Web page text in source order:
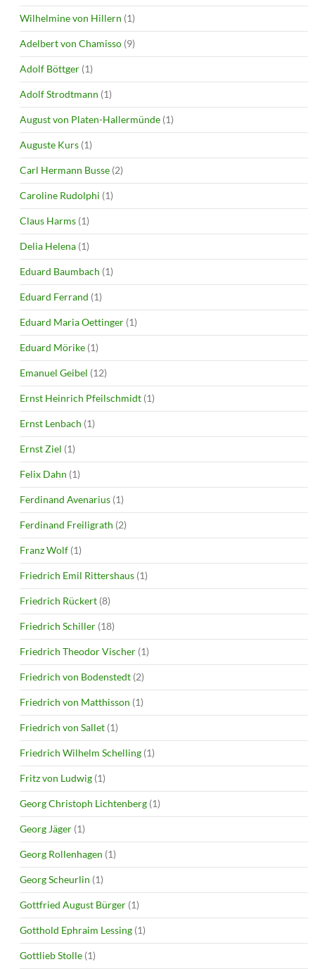
Wilhelmine von Hillern (1)
Adelbert von Chamisso (9)
Adolf Böttger (1)
Adolf Strodtmann (1)
August von Platen-Hallermünde (1)
Auguste Kurs (1)
Carl Hermann Busse (2)
Caroline Rudolphi (1)
Claus Harms (1)
Delia Helena (1)
Eduard Baumbach (1)
Eduard Ferrand (1)
Eduard Maria Oettinger (1)
Eduard Mörike (1)
Emanuel Geibel (12)
Ernst Heinrich Pfeilschmidt (1)
Ernst Lenbach (1)
Ernst Ziel (1)
Felix Dahn (1)
Ferdinand Avenarius (1)
Ferdinand Freiligrath (2)
Franz Wolf (1)
Friedrich Emil Rittershaus (1)
Friedrich Rückert (8)
Friedrich Schiller (18)
Friedrich Theodor Vischer (1)
Friedrich von Bodenstedt (2)
Friedrich von Matthisson (1)
Friedrich von Sallet (1)
Friedrich Wilhelm Schelling (1)
Fritz von Ludwig (1)
Georg Christoph Lichtenberg (1)
Georg Jäger (1)
Georg Rollenhagen (1)
Georg Scheurlin (1)
Gottfried August Bürger (1)
Gotthold Ephraim Lessing (1)
Gottlieb Stolle (1)